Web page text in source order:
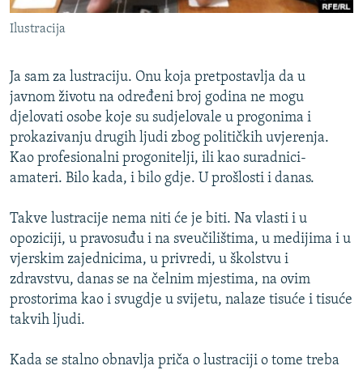
VIŠE OD NASLOVA
GENOCID U SREBRENICI
TV LIBERTY
POST SCRIPTUM
MOJA EVROPA
TRI DECENIJE OD RATA U BIH
NASTANAK I RASPAD JUGOSLAVIJE
PRATITE NAS
Sve RFE/RL stranice
Ilustracija
Ja sam za lustraciju. Onu koja pretpostavlja da u
javnom životu na određeni broj godina ne mogu
djelovati osobe koje su sudjelovale u progonima i
prokazivanju drugih ljudi zbog političkih uvjerenja.
Kao profesionalni progonitelji, ili kao suradnici-
amateri. Bilo kada, i bilo gdje. U prošlosti i danas.
Takve lustracije nema niti će je biti. Na vlasti i u
opoziciji, u pravosuđu i na sveučilištima, u medijima i u
vjerskim zajednicima, u privredi, u školstvu i
zdravstvu, danas se na čelnim mjestima, na ovim
prostorima kao i svugdje u svijetu, nalaze tisuće i tisuće
takvih ljudi.
Kada se stalno obnavlja priča o lustraciji o tome treba